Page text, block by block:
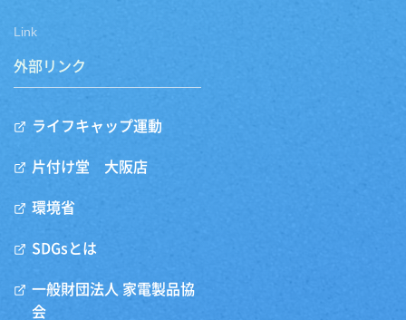
Link
外部リンク
ライフキャップ運動
片付け堂 大阪店
環境省
SDGsとは
一般財団法人 家電製品協
会